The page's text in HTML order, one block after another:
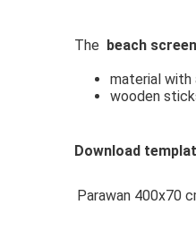
The beach screen
material with
wooden
Download
Parawan 400x70